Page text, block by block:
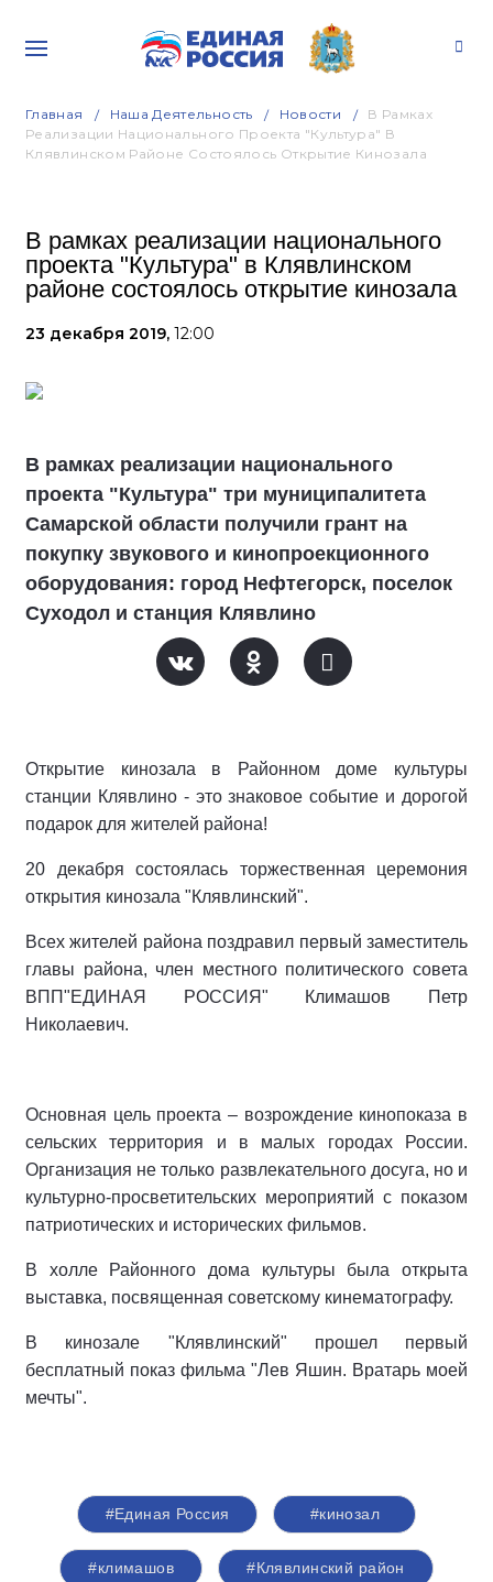
Главная Наша Деятельность Новости
В Рамках
Реализации Национального Проекта "Культура" В
Клявлинском Районе Состоялось Открытие Кинозала
В рамках реализации национального
проекта "Культура" в Клявлинском
районе состоялось открытие кинозала
23 декабря 2019, 12:00
В рамках реализации национального
проекта "Культура" три муниципалитета
Самарской области получили грант на
покупку звукового и кинопроекционного
оборудования: город Нефтегорск, поселок
Суходол и станция Клявлино
Открытие кинозала в Районном доме культуры
станции Клявлино - это знаковое событие и дорогой
подарок для жителей района!
20 декабря состоялась торжественная церемония
открытия кинозала "Клявлинский".
Всех жителей района поздравил первый заместитель
главы района, член местного политического совета
ВПП"ЕДИНАЯ РОССИЯ" Климашов Петр
Николаевич.
Основная цель проекта – возрождение кинопоказа в
сельских территория и в малых городах России.
Организация не только развлекательного досуга, но и
культурно-просветительских мероприятий с показом
патриотических и исторических фильмов.
В холле Районного дома культуры была открыта
выставка, посвященная советскому кинематографу.
В кинозале "Клявлинский" прошел первый
бесплатный показ фильма "Лев Яшин. Вратарь моей
мечты".
#Единая Россия #кинозал
#климашов #Клявлинский район